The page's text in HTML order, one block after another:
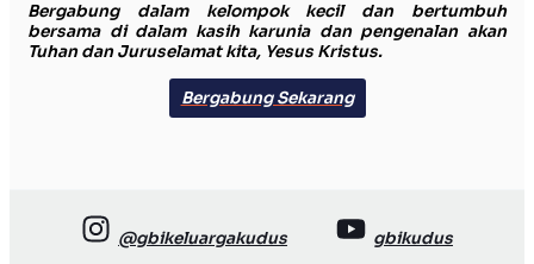
Bergabung dalam kelompok kecil dan bertumbuh
bersama di dalam kasih karunia dan pengenalan akan
Tuhan dan Juruselamat kita, Yesus Kristus.
Bergabung Sekarang
@gbikeluargakudus
gbikudus